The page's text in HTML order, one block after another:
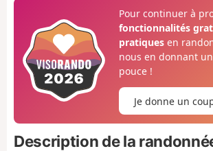
Pour continuer à
fonctionnalités
pratiquesen
nous en donnant
pouce !
Je donne un
Description de la